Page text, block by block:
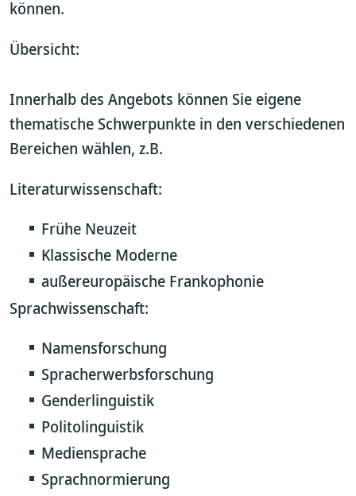
können.
Übersicht:
Innerhalb des Angebots können Sie eigene
thematische Schwerpunkte in den verschiedenen
Bereichen wählen, z.B.
Literaturwissenschaft:
Frühe Neuzeit
Klassische Moderne
außereuropäische Frankophonie
Sprachwissenschaft:
Namensforschung
Spracherwerbsforschung
Genderlinguistik
Politolinguistik
Mediensprache
Sprachnormierung